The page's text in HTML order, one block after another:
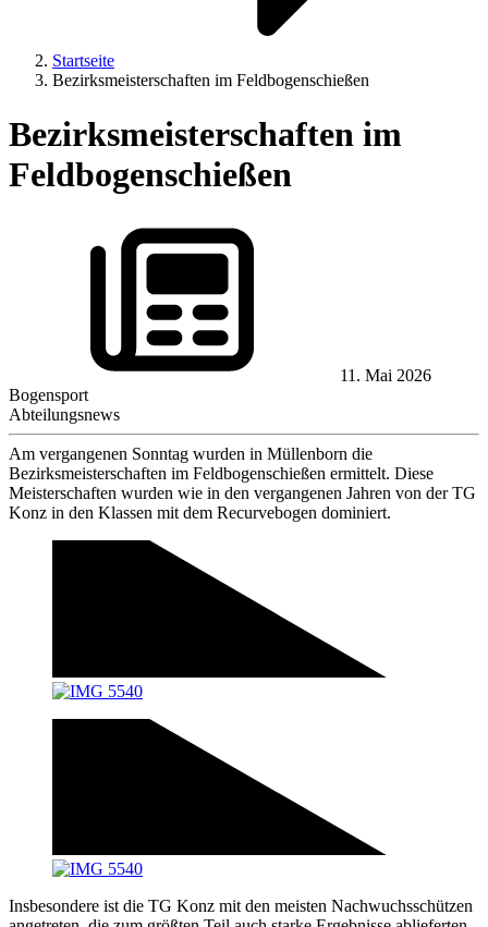
Startseite
Bezirksmeisterschaften im Feldbogenschießen
Bezirksmeisterschaften im
Feldbogenschießen
11. Mai 2026
Bogensport
Abteilungsnews
Am vergangenen Sonntag wurden in Müllenborn die
Bezirksmeisterschaften im Feldbogenschießen ermittelt. Diese
Meisterschaften wurden wie in den vergangenen Jahren von der TG
Konz in den Klassen mit dem Recurvebogen dominiert.
Insbesondere ist die TG Konz mit den meisten Nachwuchsschützen